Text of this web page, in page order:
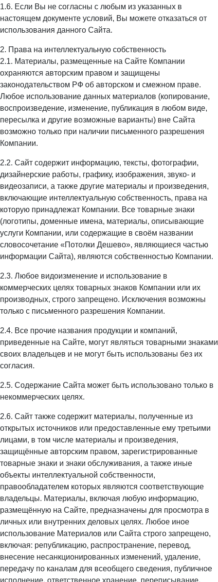
1.6. Если Вы не согласны с любым из указанных в
настоящем документе условий, Вы можете отказаться от
использования данного Сайта.
2. Права на интеллектуальную собственность
2.1. Материалы, размещенные на Сайте Компании
охраняются авторским правом и защищены
законодательством РФ об авторском и смежном праве.
Любое использование данных материалов (копирование,
воспроизведение, изменение, публикация в любом виде,
пересылка и другие возможные варианты) вне Сайта
возможно только при наличии письменного разрешения
Компании.
2.2. Сайт содержит информацию, тексты, фотографии,
дизайнерские работы, графику, изображения, звуко- и
видеозаписи, а также другие материалы и произведения,
включающие интеллектуальную собственность, права на
которую принадлежат Компании. Все товарные знаки
(логотипы, доменные имена, материалы, описывающие
услуги Компании, или содержащие в своём названии
словосочетание «Потолки Дешево», являющиеся частью
информации Сайта), являются собственностью Компании.
2.3. Любое видоизменение и использование в
коммерческих целях товарных знаков Компании или их
производных, строго запрещено. Исключения возможны
только с письменного разрешения Компании.
2.4. Все прочие названия продукции и компаний,
приведенные на Сайте, могут являться товарными знаками
своих владельцев и не могут быть использованы без их
согласия.
2.5. Содержание Сайта может быть использовано только в
некоммерческих целях.
2.6. Сайт также содержит материалы, полученные из
открытых источников или предоставленные ему третьими
лицами, в том числе материалы и произведения,
защищённые авторским правом, зарегистрированные
товарные знаки и знаки обслуживания, а также иные
объекты интеллектуальной собственности,
правообладателем которых являются соответствующие
владельцы. Материалы, включая любую информацию,
размещённую на Сайте, предназначены для просмотра в
личных или внутренних деловых целях. Любое иное
использование Материалов или Сайта строго запрещено,
включая: републикацию, распространение, перевод,
внесение несанкционированных изменений, удаление,
передачу по каналам для всеобщего сведения, публичное
исполнение, ответственное хранение, переписывание,